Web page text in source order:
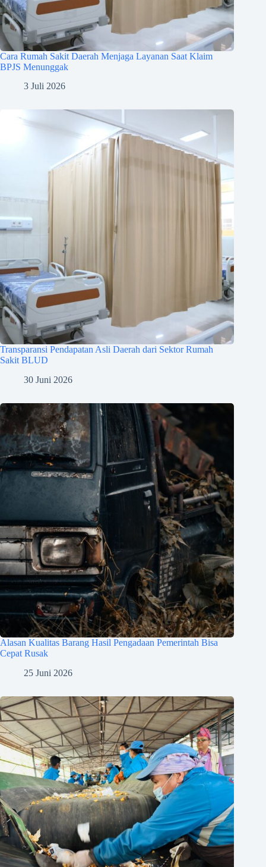
Cara Rumah Sakit Daerah Menjaga Layanan Saat Klaim
BPJS Menunggak
3 Juli 2026
Transparansi Pendapatan Asli Daerah dari Sektor Rumah
Sakit BLUD
30 Juni 2026
Alasan Kualitas Barang Hasil Pengadaan Pemerintah Bisa
Cepat Rusak
25 Juni 2026